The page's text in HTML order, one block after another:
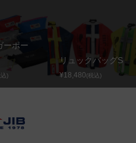
ーポー
)
リュックバッグS
¥18,480(税込)